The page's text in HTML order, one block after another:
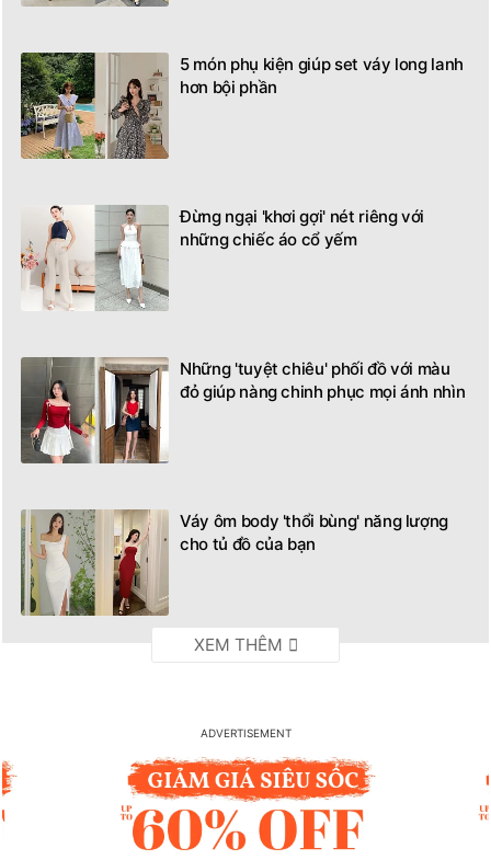
5 món phụ kiện giúp set váy long lanh
hơn bội phần
Đừng ngại 'khơi gợi' nét riêng với
những chiếc áo cổ yếm
Những 'tuyệt chiêu' phối đồ với màu
đỏ giúp nàng chinh phục mọi ánh nhìn
Váy ôm body 'thổi bùng' năng lượng
cho tủ đồ của bạn